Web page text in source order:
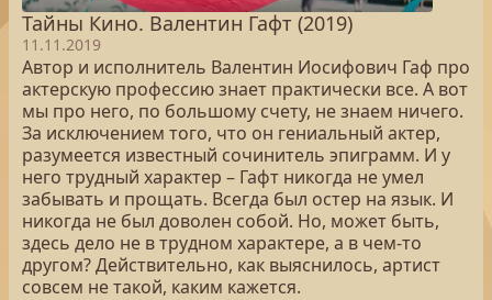
Тайны Кино. Валентин Гафт (2019)
11.11.2019
Автор и исполнитель Валентин Иосифович Гаф про
актерскую профессию знает практически все. А вот
мы про него, по большому счету, не знаем ничего.
За исключением того, что он гениальный актер,
разумеется известный сочинитель эпиграмм. И у
него трудный характер – Гафт никогда не умел
забывать и прощать. Всегда был остер на язык. И
никогда не был доволен собой. Но, может быть,
здесь дело не в трудном характере, а в чем-то
другом? Действительно, как выяснилось, артист
совсем не такой, каким кажется.